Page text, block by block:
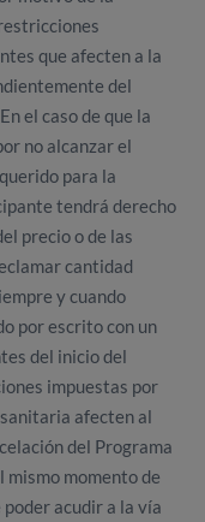
que afecten a la
del
el caso de que la
no alcanzar el
para la
tendrá derecho
precio o de las
cantidad
y cuando
por escrito con un
del inicio del
impuestas por
afecten al
del Programa
mismo momento de
acudir a la vía